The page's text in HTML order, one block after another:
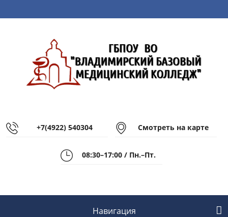
+7(4922) 540304 Смотреть на карте
08:30–17:00 / Пн.–Пт.
Навигация